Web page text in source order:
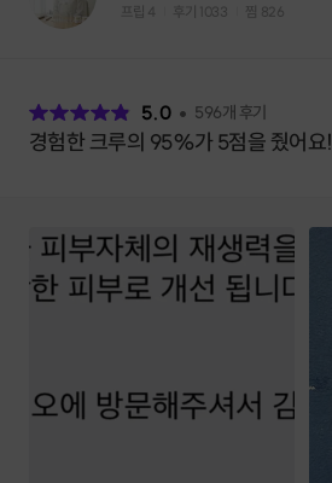
프립 4 후기 1033 찜 826
5.0 596개 후기
경험한 크루의 95%가 5점을 줬어요!